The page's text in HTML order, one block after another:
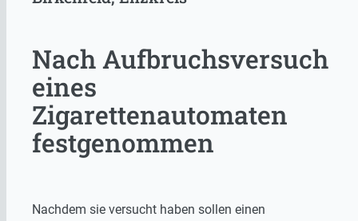
Nach Aufbruchsversuch
eines
Zigarettenautomaten
festgenommen
Nachdem sie versucht haben sollen einen